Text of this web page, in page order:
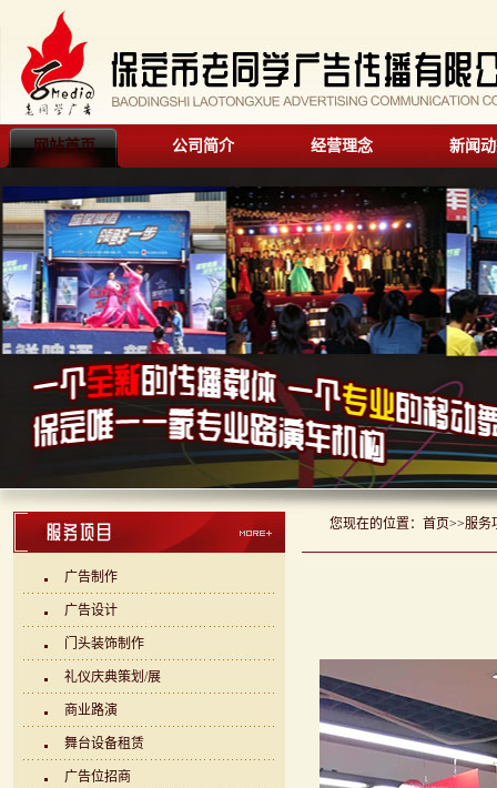
网站首页 公司简介 经营理念 新闻
广告制作
广告设计
门头装饰制作
礼仪庆典策划/展
商业路演
舞台设备租赁
广告位招商
您现在的位置： 首页>>服务